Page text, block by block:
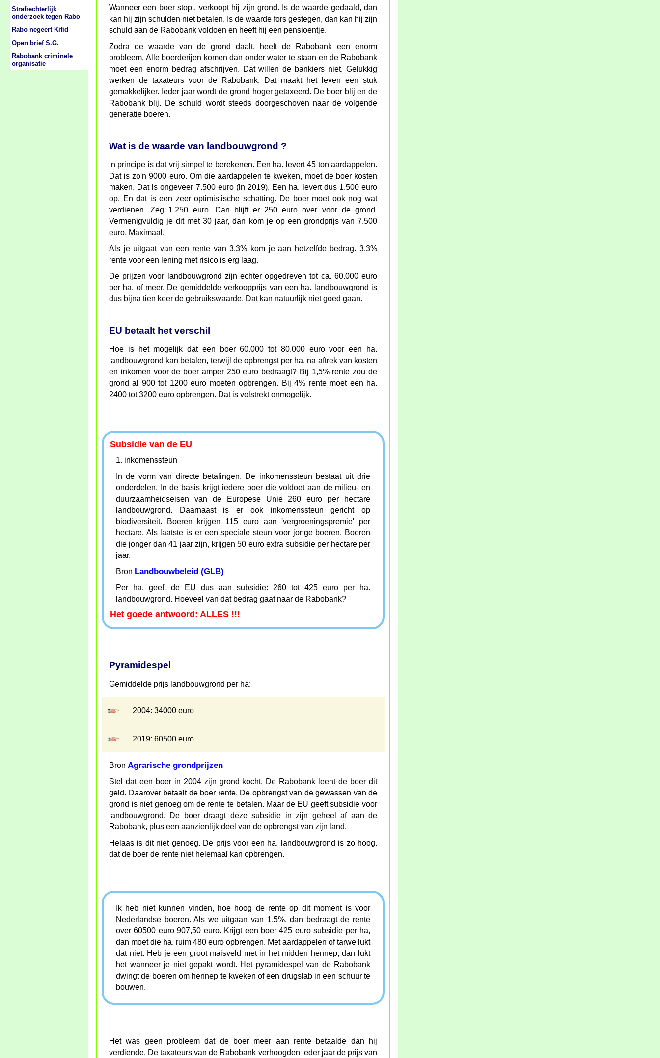
Wanneer een boer stopt, verkoopt hij zijn grond. Is de waarde gedaald, dan
kan hij zijn schulden niet betalen. Is de waarde fors gestegen, dan kan hij zijn
schuld aan de Rabobank voldoen en heeft hij een pensioentje.
Zodra de waarde van de grond daalt, heeft de Rabobank een enorm
probleem. Alle boerderijen komen dan onder water te staan en de Rabobank
moet een enorm bedrag afschrijven. Dat willen de bankiers niet. Gelukkig
werken de taxateurs voor de Rabobank. Dat maakt het leven een stuk
gemakkelijker. Ieder jaar wordt de grond hoger getaxeerd. De boer blij en de
Rabobank blij. De schuld wordt steeds doorgeschoven naar de volgende
generatie boeren.
Wat is de waarde van landbouwgrond ?
In principe is dat vrij simpel te berekenen. Een ha. levert 45 ton aardappelen.
Dat is zo'n 9000 euro. Om die aardappelen te kweken, moet de boer kosten
maken. Dat is ongeveer 7.500 euro (in 2019). Een ha. levert dus 1.500 euro
op. En dat is een zeer optimistische schatting. De boer moet ook nog wat
verdienen. Zeg 1.250 euro. Dan blijft er 250 euro over voor de grond.
Vermenigvuldig je dit met 30 jaar, dan kom je op een grondprijs van 7.500
euro. Maximaal.
Als je uitgaat van een rente van 3,3% kom je aan hetzelfde bedrag. 3,3%
rente voor een lening met risico is erg laag.
De prijzen voor landbouwgrond zijn echter opgedreven tot ca. 60.000 euro
per ha. of meer. De gemiddelde verkoopprijs van een ha. landbouwgrond is
dus bijna tien keer de gebruikswaarde. Dat kan natuurlijk niet goed gaan.
EU betaalt het verschil
Hoe is het mogelijk dat een boer 60.000 tot 80.000 euro voor een ha.
landbouwgrond kan betalen, terwijl de opbrengst per ha. na aftrek van kosten
en inkomen voor de boer amper 250 euro bedraagt? Bij 1,5% rente zou de
grond al 900 tot 1200 euro moeten opbrengen. Bij 4% rente moet een ha.
2400 tot 3200 euro opbrengen. Dat is volstrekt onmogelijk.
Subsidie van de EU
1. inkomenssteun
In de vorm van directe betalingen. De inkomenssteun bestaat uit drie
onderdelen. In de basis krijgt iedere boer die voldoet aan de milieu- en
duurzaamheidseisen van de Europese Unie 260 euro per hectare
landbouwgrond. Daarnaast is er ook inkomenssteun gericht op
biodiversiteit. Boeren krijgen 115 euro aan 'vergroeningspremie' per
hectare. Als laatste is er een speciale steun voor jonge boeren. Boeren
die jonger dan 41 jaar zijn, krijgen 50 euro extra subsidie per hectare per
jaar.
Bron Landbouwbeleid (GLB)
Per ha. geeft de EU dus aan subsidie: 260 tot 425 euro per ha.
landbouwgrond. Hoeveel van dat bedrag gaat naar de Rabobank?
Het goede antwoord: ALLES !!!
Pyramidespel
Gemiddelde prijs landbouwgrond per ha:
2004: 34000 euro
2019: 60500 euro
Bron Agrarische grondprijzen
Stel dat een boer in 2004 zijn grond kocht. De Rabobank leent de boer dit
geld. Daarover betaalt de boer rente. De opbrengst van de gewassen van de
grond is niet genoeg om de rente te betalen. Maar de EU geeft subsidie voor
landbouwgrond. De boer draagt deze subsidie in zijn geheel af aan de
Rabobank, plus een aanzienlijk deel van de opbrengst van zijn land.
Helaas is dit niet genoeg. De prijs voor een ha. landbouwgrond is zo hoog,
dat de boer de rente niet helemaal kan opbrengen.
Ik heb niet kunnen vinden, hoe hoog de rente op dit moment is voor
Nederlandse boeren. Als we uitgaan van 1,5%, dan bedraagt de rente
over 60500 euro 907,50 euro. Krijgt een boer 425 euro subsidie per ha,
dan moet die ha. ruim 480 euro opbrengen. Met aardappelen of tarwe lukt
dat niet. Heb je een groot maisveld met in het midden hennep, dan lukt
het wanneer je niet gepakt wordt. Het pyramidespel van de Rabobank
dwingt de boeren om hennep te kweken of een drugslab in een schuur te
bouwen.
Het was geen probleem dat de boer meer aan rente betaalde dan hij
verdiende. De taxateurs van de Rabobank verhoogden ieder jaar de prijs van
Strafrechterlijk
onderzoek tegen Rabo
Rabo negeert Kifid
Open brief S.G.
Rabobank criminele
organisatie